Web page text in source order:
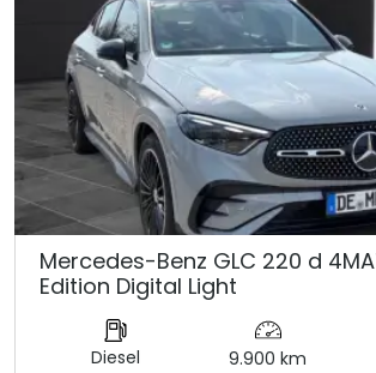
Mercedes-Benz GLC 220 d
Edition Digital Light
Diesel 9.900 km